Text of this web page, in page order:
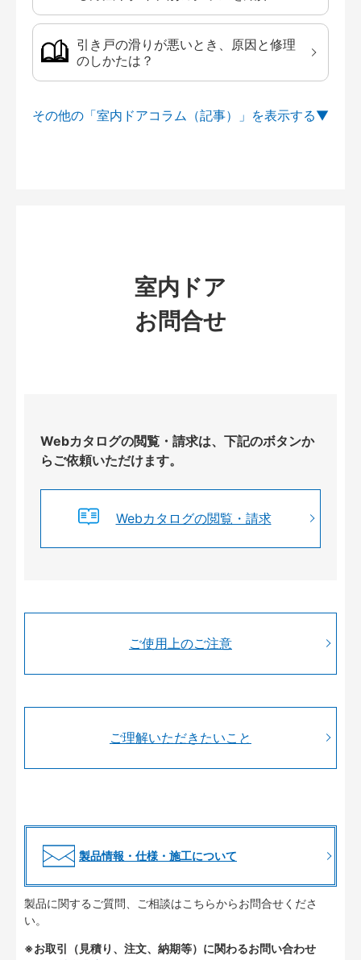
引き戸の滑りが悪いとき、原因と修理
のしかたは？
その他の「室内ドアコラム（記事）」を
室内ドア
お問合せ
Webカタログの閲覧・請求は、下記のボタンか
らご依頼いただけます。
Webカタログの閲覧・請求
ご使用上のご注意
ご理解いただきたいこと
製品情報・仕様・施工について
製品に関するご質問、ご相談はこちらからお問合せくださ
い。
※お取引（見積り、注文、納期等）に関わるお問い合わせ